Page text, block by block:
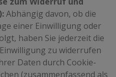
Abhängig davon, ob die
einer Einwilligung oder
haben Sie jederzeit die
zu widerrufen
Daten durch Cookie-
(zusammenfassend als